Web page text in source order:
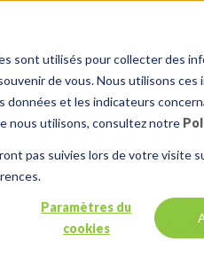
sont utilisés pour collecter des
de vous. Nous utilisons ces
et les indicateurs
nous utilisons, consultez notre
pas suivies lors de votre visite
Paramètres du
cookies
(9)
Comments:0